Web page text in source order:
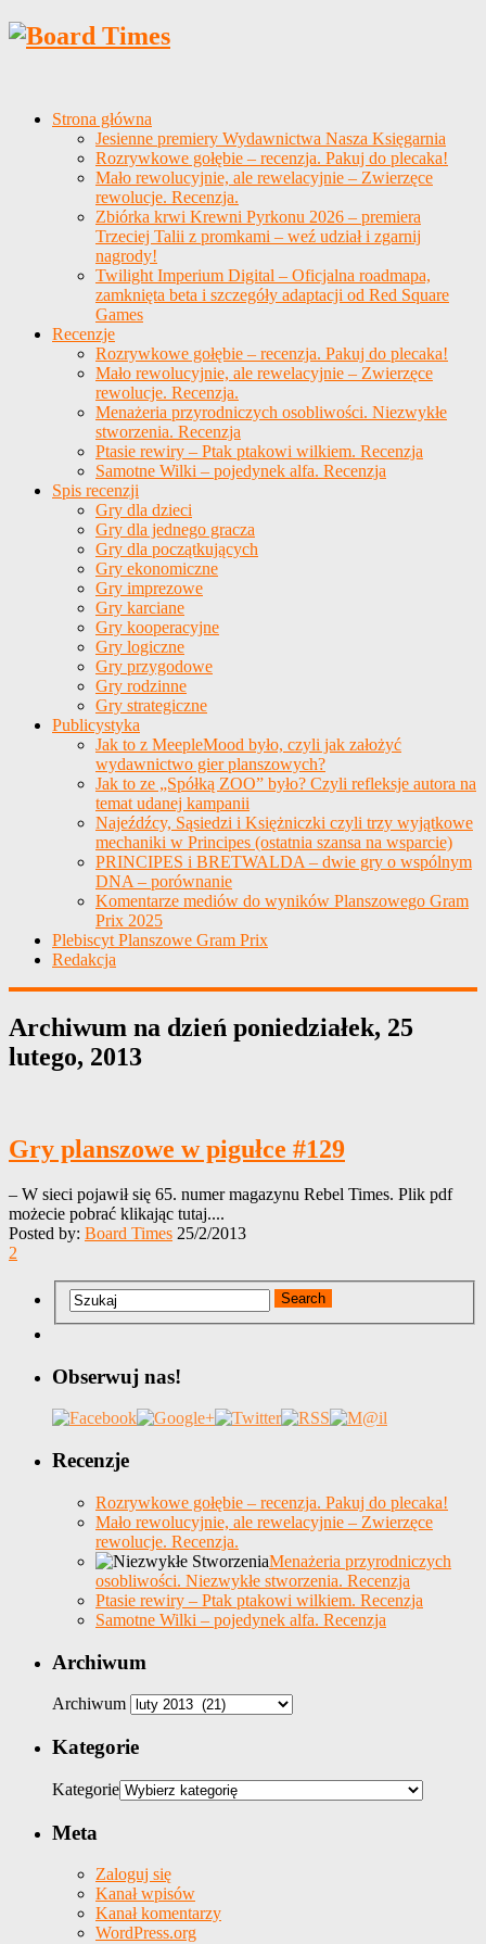
Strona główna
Jesienne premiery Wydawnictwa Nasza Księgarnia
Rozrywkowe gołębie – recenzja. Pakuj do plecaka!
Mało rewolucyjnie, ale rewelacyjnie – Zwierzęce
rewolucje. Recenzja.
Zbiórka krwi Krewni Pyrkonu 2026 – premiera
Trzeciej Talii z promkami – weź udział i zgarnij
nagrody!
Twilight Imperium Digital – Oficjalna roadmapa,
zamknięta beta i szczegóły adaptacji od Red Square
Games
Recenzje
Rozrywkowe gołębie – recenzja. Pakuj do plecaka!
Mało rewolucyjnie, ale rewelacyjnie – Zwierzęce
rewolucje. Recenzja.
Menażeria przyrodniczych osobliwości. Niezwykłe
stworzenia. Recenzja
Ptasie rewiry – Ptak ptakowi wilkiem. Recenzja
Samotne Wilki – pojedynek alfa. Recenzja
Spis recenzji
Gry dla dzieci
Gry dla jednego gracza
Gry dla początkujących
Gry ekonomiczne
Gry imprezowe
Gry karciane
Gry kooperacyjne
Gry logiczne
Gry przygodowe
Gry rodzinne
Gry strategiczne
Publicystyka
Jak to z MeepleMood było, czyli jak założyć
wydawnictwo gier planszowych?
Jak to ze „Spółką ZOO” było? Czyli refleksje autora na
temat udanej kampanii
Najeźdźcy, Sąsiedzi i Księżniczki czyli trzy wyjątkowe
mechaniki w Principes (ostatnia szansa na wsparcie)
PRINCIPES i BRETWALDA – dwie gry o wspólnym
DNA – porównanie
Komentarze mediów do wyników Planszowego Gram
Prix 2025
Plebiscyt Planszowe Gram Prix
Redakcja
Archiwum na dzień poniedziałek, 25
lutego, 2013
Gry planszowe w pigułce #129
– W sieci pojawił się 65. numer magazynu Rebel Times. Plik pdf
możecie pobrać klikając tutaj....
Posted by: Board Times 25/2/2013
2
Obserwuj nas!
Recenzje
Rozrywkowe gołębie – recenzja. Pakuj do plecaka!
Mało rewolucyjnie, ale rewelacyjnie – Zwierzęce
rewolucje. Recenzja.
Menażeria przyrodniczych
osobliwości. Niezwykłe stworzenia. Recenzja
Ptasie rewiry – Ptak ptakowi wilkiem. Recenzja
Samotne Wilki – pojedynek alfa. Recenzja
Archiwum
Archiwum
Kategorie
Kategorie
Meta
Zaloguj się
Kanał wpisów
Kanał komentarzy
WordPress.org